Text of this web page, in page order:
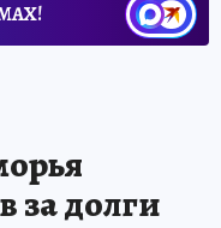
за долги